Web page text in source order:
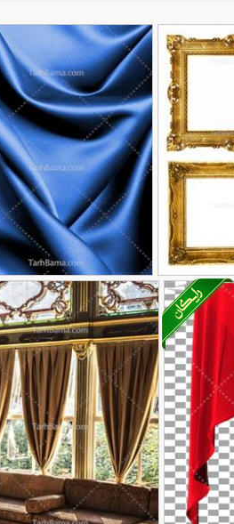
تومان
90,000
عکس پارچه آبی
78